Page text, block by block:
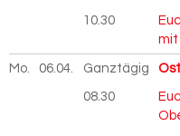
10.30
mit
Mo. 06.04. 2026
Ganztägig
08.30